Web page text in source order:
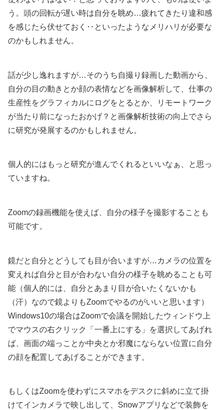
う。頭の回転が遅い時は自分を眺め…疲れてきたり違和感
を感じたら伏せておく‥といったようなメリハリが必要な
のかもしれません。
話が少し逸れますが…そのうち自撮り録画した動画から、
自分の目の動きとか顔の表情などを画像解析して、仕事の
生産性をグラフィカルにログをとるとか、リモートワーク
が当たり前になったおかげ？と画像解析技術の向上でさら
に研究が発展するのかもしれません。
個人的にはもっと研究が進んでくれるといいなぁ、と思っ
ていますね。
Zoomの録画機能を使えば、自分の様子を撮影することも
可能です。
鏡だと自分とどうしても目が合いますが…カメラの位置を
変えれば自分と目が合わない自分の様子を眺めることも可
能（個人的には、自分とあまり目が合いたくないかも
（汗）なので鏡よりもZoomでやるのがいいと思います）
Windows10の場合はZoomで会議を開始したウィンドウ上
でマウスの右クリック「一番上にする」を選択してあげれ
ば、画面の端っことか中央とか邪魔にならない位置に自分
の顔を配置してあげることができます。
もしくはZoomを使わずにスマホをデスクに斜めに立て掛
けてインカメラで映し出して、Snowアプリなどで装飾を